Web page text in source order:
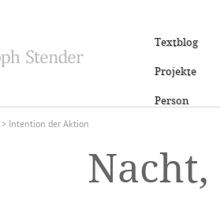
Textblog
Projekte
Person
> Intention der Aktion
Nacht,